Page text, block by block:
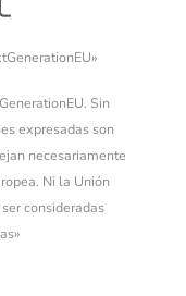
Sin
expresadas son
necesariamente
Ni la Unión
consideradas